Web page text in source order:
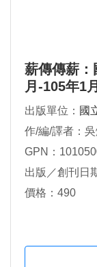
薪傳傳薪：
月-105年1月
出版單位： 國
作/編/譯者：
GPN：
出版／創刊日
價格：490